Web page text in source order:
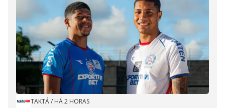
TAKTÁ/ HÁ 2 HORAS